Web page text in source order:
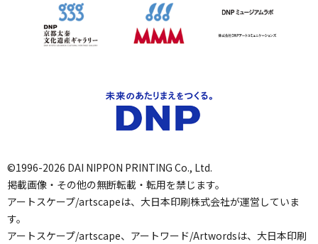
©1996-2026 DAI NIPPON PRINTING Co., Ltd.
掲載画像・その他の無断転載・転用を禁じます。
アートスケープ/artscapeは、大日本印刷株式会社が運営していま
す。
アートスケープ/artscape、アートワード/Artwordsは、大日本印刷